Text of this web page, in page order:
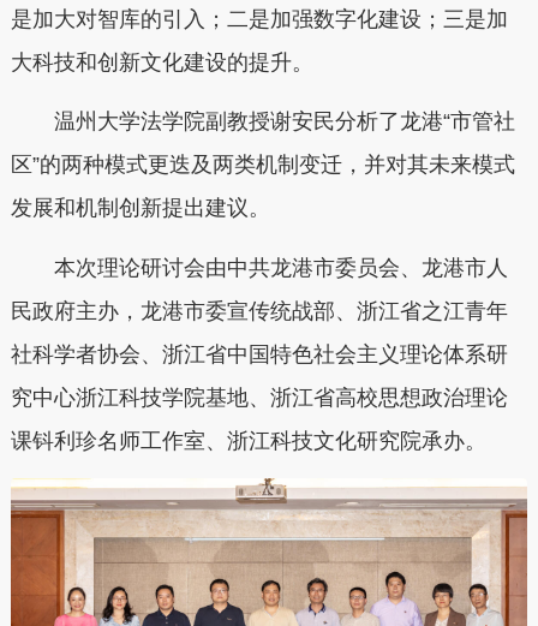
是加大对智库的引入；二是加强数字化建设；三是加
大科技和创新文化建设的提升。
温州大学法学院副教授谢安民分析了龙港“市管社
区”的两种模式更迭及两类机制变迁，并对其未来模式
发展和机制创新提出建议。
本次理论研讨会由中共龙港市委员会、龙港市人
民政府主办，龙港市委宣传统战部、浙江省之江青年
社科学者协会、浙江省中国特色社会主义理论体系研
究中心浙江科技学院基地、浙江省高校思想政治理论
课钭利珍名师工作室、浙江科技文化研究院承办。